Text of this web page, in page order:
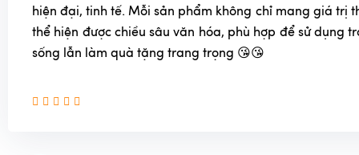
hiện đại, tinh tế. Mỗi sản phẩm không chỉ mang giá trị
thể hiện được chiều sâu văn hóa, phù hợp để sử dụng
sống lẫn làm quà tặng trang trọng 😘😘